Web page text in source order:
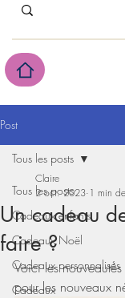
Post
Tous les posts
Cadeaux enfants
Cadeaux Noël
Cadeaux personnalisés
Cadeaux
Tous les posts
Un cadeau
faire ?
Claire
2 oct. 2023 1 min
Voici les
pour les nouveaux